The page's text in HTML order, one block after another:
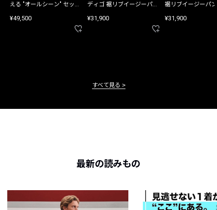
える "オールシーン" セット
¥49,500
ディゴ 裾リブイージーパン
¥31,900
裾リブイージーパ
¥31,900
すべて見る
最新の読みもの